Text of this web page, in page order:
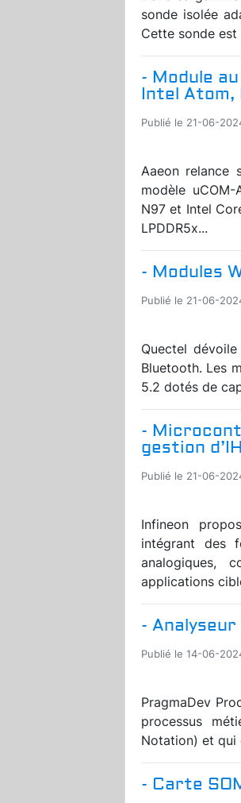
sonde isolée
Cette sonde
- Module
Intel Atom,
Publié le 21-06-
Aaeon relance
modèle
N97 et Intel
LPDDR5x...
- Modules
Publié le 21-06-
Quectel
Bluetooth. Les
5.2 dotés de
-
gestion
Publié le 21-06-
Infineon
intégrant des
analogiques,
applications
-
Publié le 14-06-
PragmaDev
processus
Notation) et qui
- Carte